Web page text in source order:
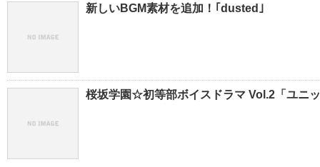
新しいBGM素材を追加！｢dusted｣
桜坂学園☆初等部ボイスドラマ Vol.2「ユニ